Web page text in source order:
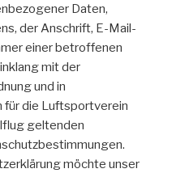
Daten,
der Anschrift, E-Mail-
einer betroffenen
mit der
und in
für die Luftsportverein
geltenden
möchte unser